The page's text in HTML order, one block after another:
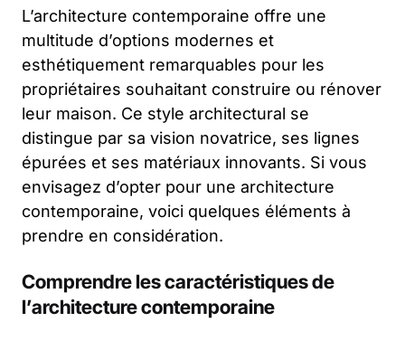
L’architecture contemporaine offre une
multitude d’options modernes et
esthétiquement remarquables pour les
propriétaires souhaitant construire ou rénover
leur maison. Ce style architectural se
distingue par sa vision novatrice, ses lignes
épurées et ses matériaux innovants. Si vous
envisagez d’opter pour une architecture
contemporaine, voici quelques éléments à
prendre en considération.
Comprendre les caractéristiques de
l’architecture contemporaine